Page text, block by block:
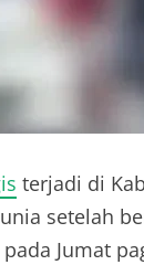
terjadi di
setelah
Jumat